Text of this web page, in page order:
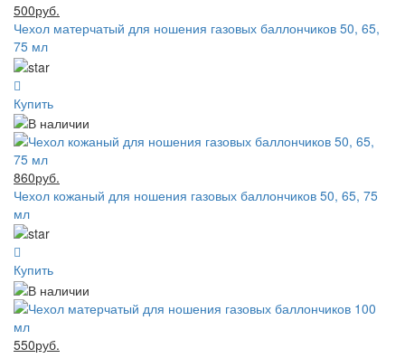
500руб.
Чехол матерчатый для ношения газовых баллончиков 50, 65,
75 мл
Купить
860руб.
Чехол кожаный для ношения газовых баллончиков 50, 65, 75
мл
Купить
550руб.